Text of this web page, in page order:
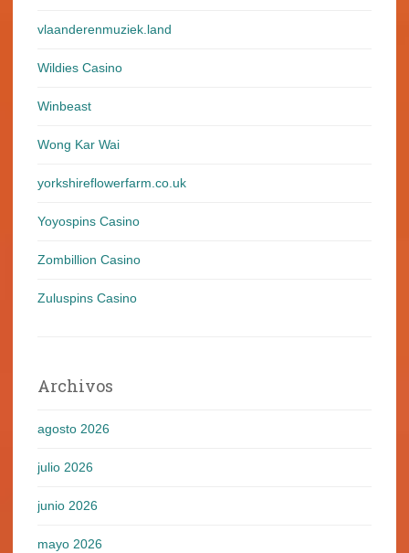
vlaanderenmuziek.land
Wildies Casino
Winbeast
Wong Kar Wai
yorkshireflowerfarm.co.uk
Yoyospins Casino
Zombillion Casino
Zuluspins Casino
Archivos
agosto 2026
julio 2026
junio 2026
mayo 2026